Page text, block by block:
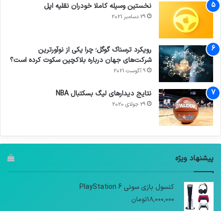
نخستین وسیله کاملا خودران نقلیه اپل
29 دسامبر 2021
رویکرد ترسناک گوگل؛ چرا یکی از نوآورترین
شرکت‌های جهان درباره بلاکچین سکوت کرده است؟
9 آگوست 2021
نتایج دیدار‌های لیگ بسکتبال NBA
29 جولای 2020
پیشنهاد ویژه
کنسول بازی سونی PlayStation 6
18,000,000تومان